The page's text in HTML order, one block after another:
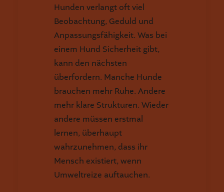
Hunden verlangt oft viel
Beobachtung, Geduld und
Anpassungsfähigkeit. Was bei
einem Hund Sicherheit gibt,
kann den nächsten
überfordern. Manche Hunde
brauchen mehr Ruhe. Andere
mehr klare Strukturen. Wieder
andere müssen erstmal
lernen, überhaupt
wahrzunehmen, dass ihr
Mensch existiert, wenn
Umweltreize auftauchen.